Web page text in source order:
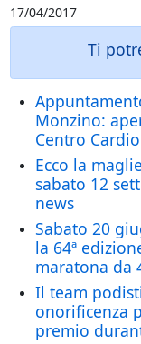
17/04/2017
Ti
Monzino:
Centro
Ecco la
sabato 12
news
Sabato 20
la 64ª
maratona da
Il team
onorificenza
premio